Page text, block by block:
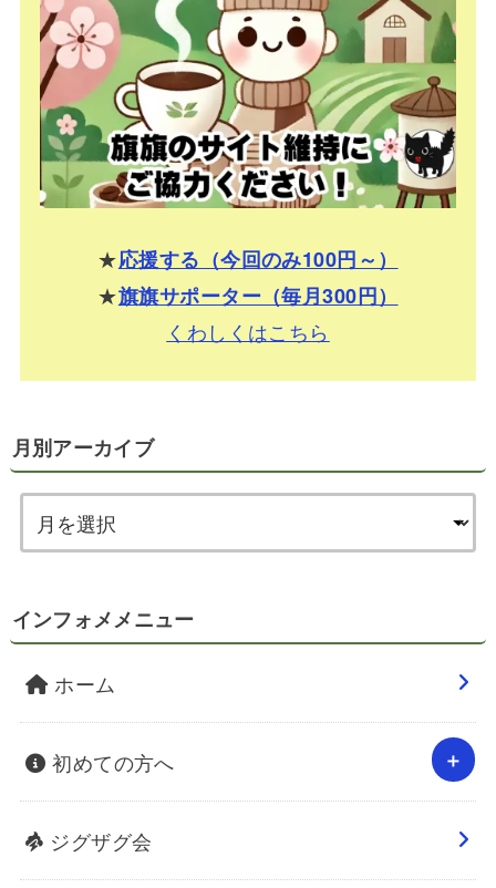
★応援する（今回のみ100円～）
★旗旗サポーター（毎月300円）
くわしくはこちら
月別アーカイブ
インフォメメニュー
ホーム
初めての方へ
ジグザグ会